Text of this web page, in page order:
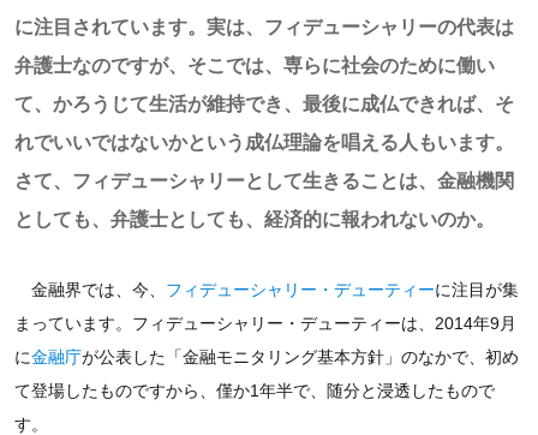
に注目されています。実は、フィデューシャリーの代表は
弁護士なのですが、そこでは、専らに社会のために働い
て、かろうじて生活が維持でき、最後に成仏できれば、そ
れでいいではないかという成仏理論を唱える人もいます。
さて、フィデューシャリーとして生きることは、金融機関
としても、弁護士としても、経済的に報われないのか。
金融界では、今、 フィデューシャリー・デューティーに注目が集
まっています。フィデューシャリー・デューティーは、2014年9月
に金融庁が公表した「金融モニタリング基本方針」のなかで、初め
て登場したものですから、僅か1年半で、随分と浸透したもので
す。